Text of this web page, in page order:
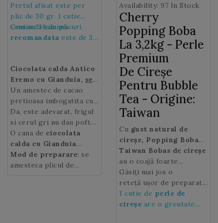
Pretul afisat este per
plic de 30 gr. 1 cutie
contine 36 de plicuri.
Comanda minima
recomandata este de 36
Ciocolata calda Antico
Eremo cu Gianduia, se
prepara la Espressor
Un amestec de cacao
pretioasa imbogatita cu
alune de padure ce-i
oferaciocolatei calde
cu Gianduiao textura
moale si catifelata.
Da, este adevarat, frigul
si cerul gri nu dau pofta
de viata. Insa sezonul
rece aduce cu el mici
placeri
reconfortante, ciocolata
O cana de ciocolata
calda cu Gianduia
Antico Eremoaduce un
zambet, va va incalzi
Mod de preparare: se
amesteca plicul de
Availability: 97 In Stock
Cherry
Popping Boba
La 3,2kg - Perle
Premium
De Cireșe
Pentru Bubble
Tea - Origine:
Taiwan
Cu gust natural de
cireșe, Popping Boba
Premium Taiwan vor
aduce o notă fructată
delicioasă tuturor
Ceaiurilor cu bule
(Bubble tea), cafelelor cu
gheață, smoothie-urilor,
Taiwan Bobas de cireșe
au o coajă foarte
crocantă.
Găsiți mai jos o
reteță ușor de preparat
cuperle cu suc natural
de Cireșe pe care clienții
1 cutie de perle de
cireșe are o greutate